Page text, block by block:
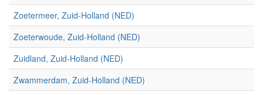
Zoetermeer, Zuid-Holland (NED)
Zoeterwoude, Zuid-Holland (NED)
Zuidland, Zuid-Holland (NED)
Zwammerdam, Zuid-Holland (NED)